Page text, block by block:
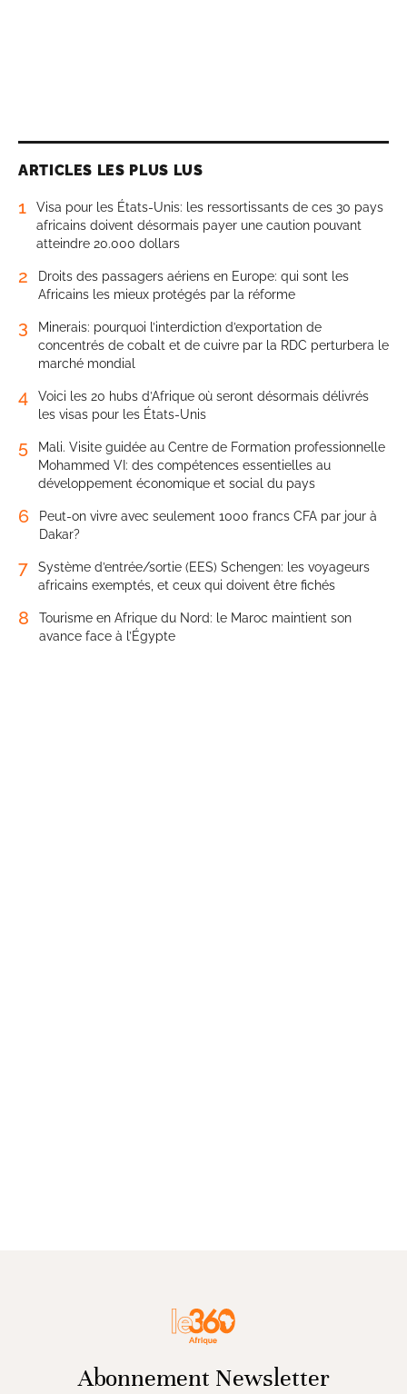
ARTICLES LES PLUS LUS
1
Visa pour les États-Unis: les ressortissants de ces 30 pays
africains doivent désormais payer une caution pouvant
atteindre 20.000 dollars
2
Droits des passagers aériens en Europe: qui sont les
Africains les mieux protégés par la réforme
3
Minerais: pourquoi l’interdiction d’exportation de
concentrés de cobalt et de cuivre par la RDC perturbera le
marché mondial
4
Voici les 20 hubs d’Afrique où seront désormais délivrés
les visas pour les États-Unis
5
Mali. Visite guidée au Centre de Formation professionnelle
Mohammed VI: des compétences essentielles au
développement économique et social du pays
6
Peut-on vivre avec seulement 1000 francs CFA par jour à
Dakar?
7
Système d’entrée/sortie (EES) Schengen: les voyageurs
africains exemptés, et ceux qui doivent être fichés
8
Tourisme en Afrique du Nord: le Maroc maintient son
avance face à l’Égypte
Abonnement Newsletter